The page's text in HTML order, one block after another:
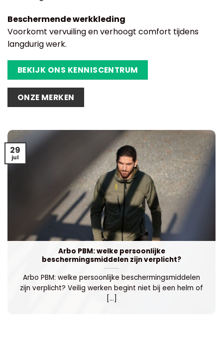
Beschermende werkkleding
Voorkomt vervuiling en verhoogt comfort tijdens
langdurig werk.
BEKIJK ONS KENNISCENTRUM
ONZE MERKEN
Arbo PBM: welke persoonlijke
beschermingsmiddelen zijn verplicht?
Arbo PBM: welke persoonlijke beschermingsmiddelen
zijn verplicht? Veilig werken begint niet bij een helm of
[...]
29
jul